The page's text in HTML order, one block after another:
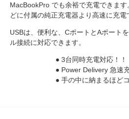
MacBookPro でも余裕で充電できま
どに付属の純正充電器より高速に充電
USBは、便利な、CポートとAポート
ル接続に対応できます。
● 3台同時充電対応！！
● Power Delivery 急速
● 手の中に納まるほど